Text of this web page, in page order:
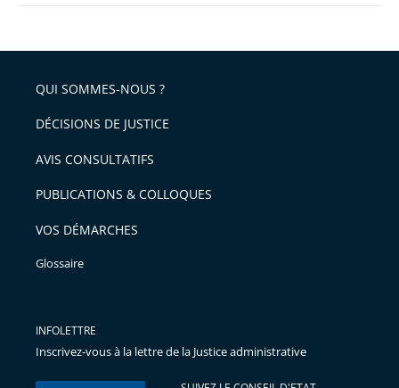
QUI SOMMES-NOUS ?
DÉCISIONS DE JUSTICE
AVIS CONSULTATIFS
PUBLICATIONS & COLLOQUES
VOS DÉMARCHES
Glossaire
INFOLETTRE
Inscrivez-vous à la lettre de la Justice administrative